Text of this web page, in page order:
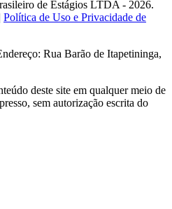
de Estágios LTDA - 2026.
Política de Uso e Privacidade de
Rua Barão de Itapetininga,
deste site em qualquer meio de
sem autorização escrita do